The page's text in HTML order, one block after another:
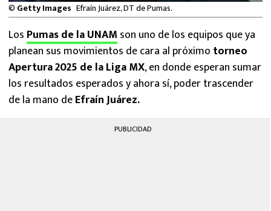
NFL
© Getty Images Efraín Juárez, DT de Pumas.
Los Pumas de la UNAM son uno de los equipos que ya
planean sus movimientos de cara al próximo torneo
Apertura 2025 de la Liga MX, en donde esperan sumar
los resultados esperados y ahora sí, poder trascender
de la mano deEfraín Juárez.
PUBLICIDAD